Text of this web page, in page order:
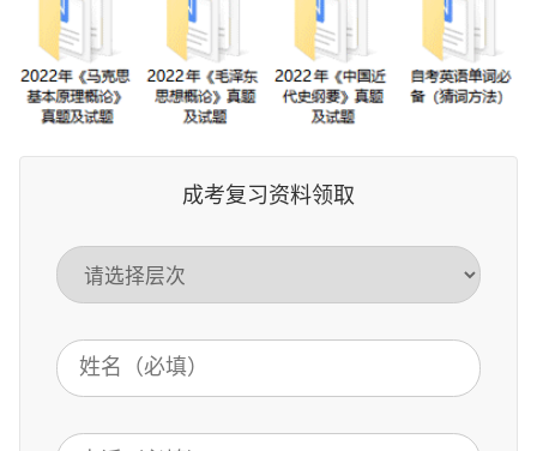
成考复习资料领取